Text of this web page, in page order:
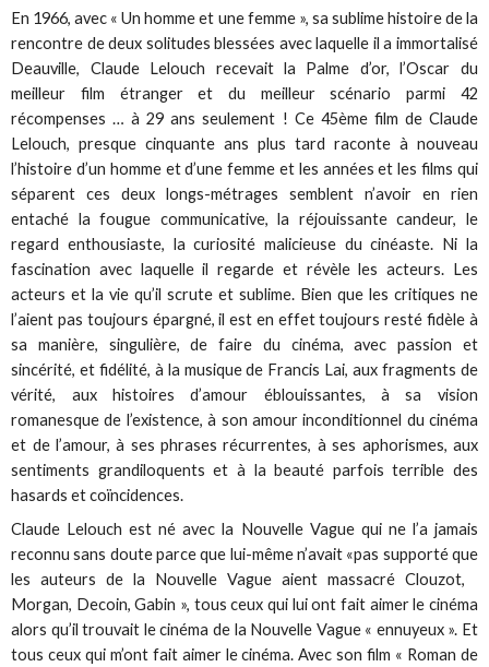
En 1966, avec « Un homme et une femme », sa sublime histoire de la
rencontre de deux solitudes blessées avec laquelle il a immortalisé
Deauville, Claude Lelouch recevait la Palme d’or, l’Oscar du
meilleur film étranger et du meilleur scénario parmi 42
récompenses … à 29 ans seulement ! Ce 45ème film de Claude
Lelouch, presque cinquante ans plus tard raconte à nouveau
l’histoire d’un homme et d’une femme et les années et les films qui
séparent ces deux longs-métrages semblent n’avoir en rien
entaché la fougue communicative, la réjouissante candeur, le
regard enthousiaste, la curiosité malicieuse du cinéaste. Ni la
fascination avec laquelle il regarde et révèle les acteurs. Les
acteurs et la vie qu’il scrute et sublime. Bien que les critiques ne
l’aient pas toujours épargné, il est en effet toujours resté fidèle à
sa manière, singulière, de faire du cinéma, avec passion et
sincérité, et fidélité, à la musique de Francis Lai, aux fragments de
vérité, aux histoires d’amour éblouissantes, à sa vision
romanesque de l’existence, à son amour inconditionnel du cinéma
et de l’amour, à ses phrases récurrentes, à ses aphorismes, aux
sentiments grandiloquents et à la beauté parfois terrible des
hasards et coïncidences.
Claude Lelouch est né avec la Nouvelle Vague qui ne l’a jamais
reconnu sans doute parce que lui-même n’avait «pas supporté que
les auteurs de la Nouvelle Vague aient massacré Clouzot,
Morgan, Decoin, Gabin », tous ceux qui lui ont fait aimer le cinéma
alors qu’il trouvait le cinéma de la Nouvelle Vague « ennuyeux ». Et
tous ceux qui m’ont fait aimer le cinéma. Avec son film « Roman de